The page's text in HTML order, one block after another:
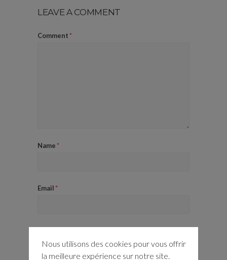
LEAVE A COMMENT
Comment*
Name*
Email*
Nous utilisons des cookies pour vous offrir
la meilleure expérience sur notre site.